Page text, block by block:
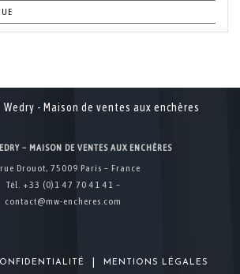
– MAISON DE VENTES AUX ENCHÈRES
Drouot, 75009 Paris – France
Tél. +33 (0)1 47 70 41 41 –
contact@mw-encheres.com
MENTIONS LÉGALES